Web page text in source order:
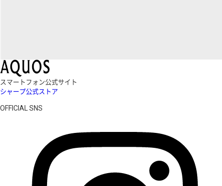
スマートフォン公式サイト
シャープ公式ストア
OFFICIAL SNS